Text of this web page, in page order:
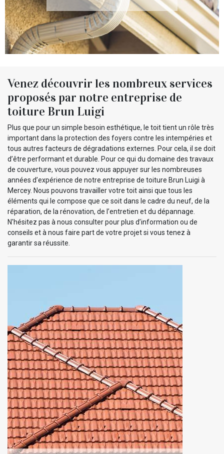
Venez découvrir les nombreux services
proposés par notre entreprise de
toiture Brun Luigi
Plus que pour un simple besoin esthétique, le toit tient un rôle très
important dans la protection des foyers contre les intempéries et
tous autres facteurs de dégradations externes. Pour cela, il se doit
d’être performant et durable. Pour ce qui du domaine des travaux
de couverture, vous pouvez vous appuyer sur les nombreuses
années d’expérience de notre entreprise de toiture Brun Luigi à
Mercey. Nous pouvons travailler votre toit ainsi que tous les
éléments qui le compose que ce soit dans le cadre du neuf, de la
réparation, de la rénovation, de l’entretien et du dépannage.
N'hésitez pas à nous consulter pour plus d’information ou de
conseils et à nous faire part de votre projet si vous tenez à
garantir sa réussite.